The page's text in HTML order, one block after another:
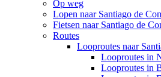
Op weg
Lopen naar Santiago de
Fietsen naar Santiago de
Routes
Looproutes naar
Looproutes in
Looproutes in